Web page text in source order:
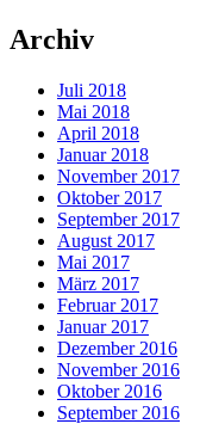
Archiv
Juli 2018
Mai 2018
April 2018
Januar 2018
November 2017
Oktober 2017
September 2017
August 2017
Mai 2017
März 2017
Februar 2017
Januar 2017
Dezember 2016
November 2016
Oktober 2016
September 2016